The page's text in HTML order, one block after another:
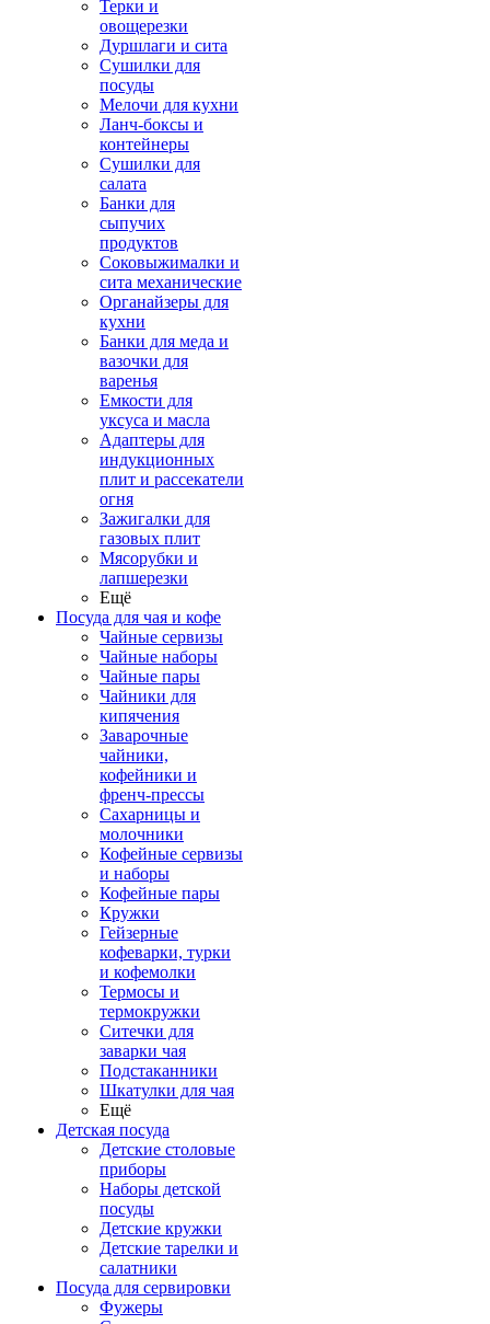
Терки и
овощерезки
Дуршлаги и сита
Сушилки для
посуды
Мелочи для кухни
Ланч-боксы и
контейнеры
Сушилки для
салата
Банки для
сыпучих
продуктов
Соковыжималки и
сита механические
Органайзеры для
кухни
Банки для меда и
вазочки для
варенья
Емкости для
уксуса и масла
Адаптеры для
индукционных
плит и рассекатели
огня
Зажигалки для
газовых плит
Мясорубки и
лапшерезки
Ещё
Посуда для чая и кофе
Чайные сервизы
Чайные наборы
Чайные пары
Чайники для
кипячения
Заварочные
чайники,
кофейники и
френч-прессы
Сахарницы и
молочники
Кофейные сервизы
и наборы
Кофейные пары
Кружки
Гейзерные
кофеварки, турки
и кофемолки
Термосы и
термокружки
Ситечки для
заварки чая
Подстаканники
Шкатулки для чая
Ещё
Детская посуда
Детские столовые
приборы
Наборы детской
посуды
Детские кружки
Детские тарелки и
салатники
Посуда для сервировки
Фужеры